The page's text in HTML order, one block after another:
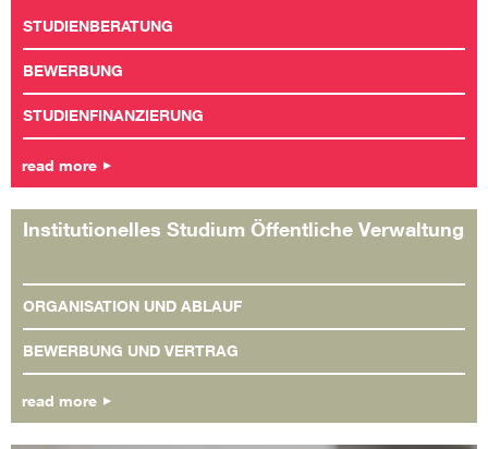
STUDIENBERATUNG
BEWERBUNG
STUDIENFINANZIERUNG
read more
Institutionelles Studium Öffentliche Verwaltung
ORGANISATION UND ABLAUF
BEWERBUNG UND VERTRAG
read more